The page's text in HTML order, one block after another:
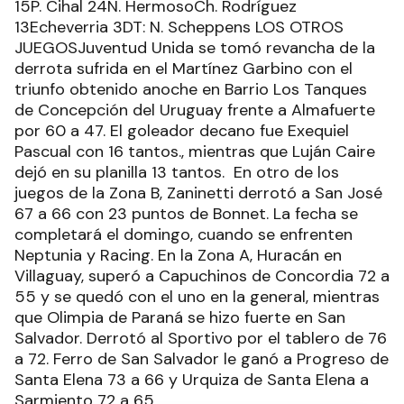
15P. Cihal 24N. HermosoCh. Rodríguez
13Echeverria 3DT: N. Scheppens LOS OTROS
JUEGOSJuventud Unida se tomó revancha de la
derrota sufrida en el Martínez Garbino con el
triunfo obtenido anoche en Barrio Los Tanques
de Concepción del Uruguay frente a Almafuerte
por 60 a 47. El goleador decano fue Exequiel
Pascual con 16 tantos., mientras que Luján Caire
dejó en su planilla 13 tantos. En otro de los
juegos de la Zona B, Zaninetti derrotó a San José
67 a 66 con 23 puntos de Bonnet. La fecha se
completará el domingo, cuando se enfrenten
Neptunia y Racing. En la Zona A, Huracán en
Villaguay, superó a Capuchinos de Concordia 72 a
55 y se quedó con el uno en la general, mientras
que Olimpia de Paraná se hizo fuerte en San
Salvador. Derrotó al Sportivo por el tablero de 76
a 72. Ferro de San Salvador le ganó a Progreso de
Santa Elena 73 a 66 y Urquiza de Santa Elena a